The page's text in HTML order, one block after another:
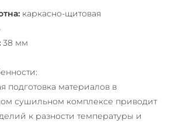
каркасно-щитовая
38 мм
подготовка материалов в
сушильном комплексе приводит
к разности температуры и